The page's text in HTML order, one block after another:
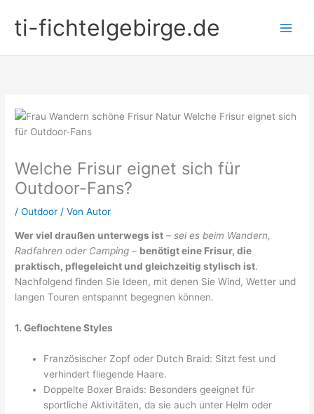
Inhalt
springenti-fichtelgebirge.de
Welche Frisur eignet sich für
Outdoor-Fans?
/Outdoor / VonAutor
Wer viel draußen unterwegs ist –sei es beim Wandern,
Radfahren oder Camping – benötigt eine Frisur, die
praktisch, pflegeleicht und gleichzeitig stylisch ist.
Nachfolgend finden Sie Ideen, mit denen Sie Wind, Wetter und
langen Touren entspannt begegnen können.
1. Geflochtene Styles
Französischer Zopf oder Dutch Braid: Sitzt fest und
verhindert fliegende Haare.
Doppelte Boxer Braids: Besonders geeignet für
sportliche Aktivitäten, da sie auch unter Helm oder